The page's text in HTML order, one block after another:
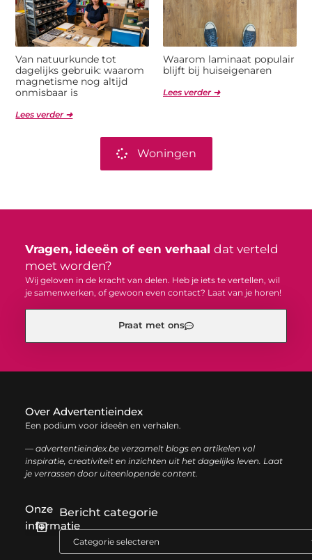
Van natuurkunde tot
dagelijks gebruik: waarom
magnetisme nog altijd
onmisbaar is
Lees verder ➜
Waarom laminaat populair
blijft bij huiseigenaren
Lees verder ➜
Woningen
Vragen, ideeën of een verhaal dat verteld
moet worden?
Wij geloven in de kracht van delen. Heb je iets te vertellen, wil
je samenwerken, of gewoon even contact? Laat van je horen!
Praat met ons
Over Advertentieindex
Een podium voor ideeën en verhalen.
— advertentieindex.be verzamelt blogs en artikelen vol
inspiratie, creativiteit en inzichten uit het dagelijks leven. Laat
je verrassen door uiteenlopende content.
Onze
informatie
Bericht categorie